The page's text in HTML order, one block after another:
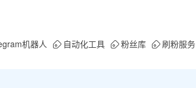
机器人 自动化工具 粉丝库 刷粉服务